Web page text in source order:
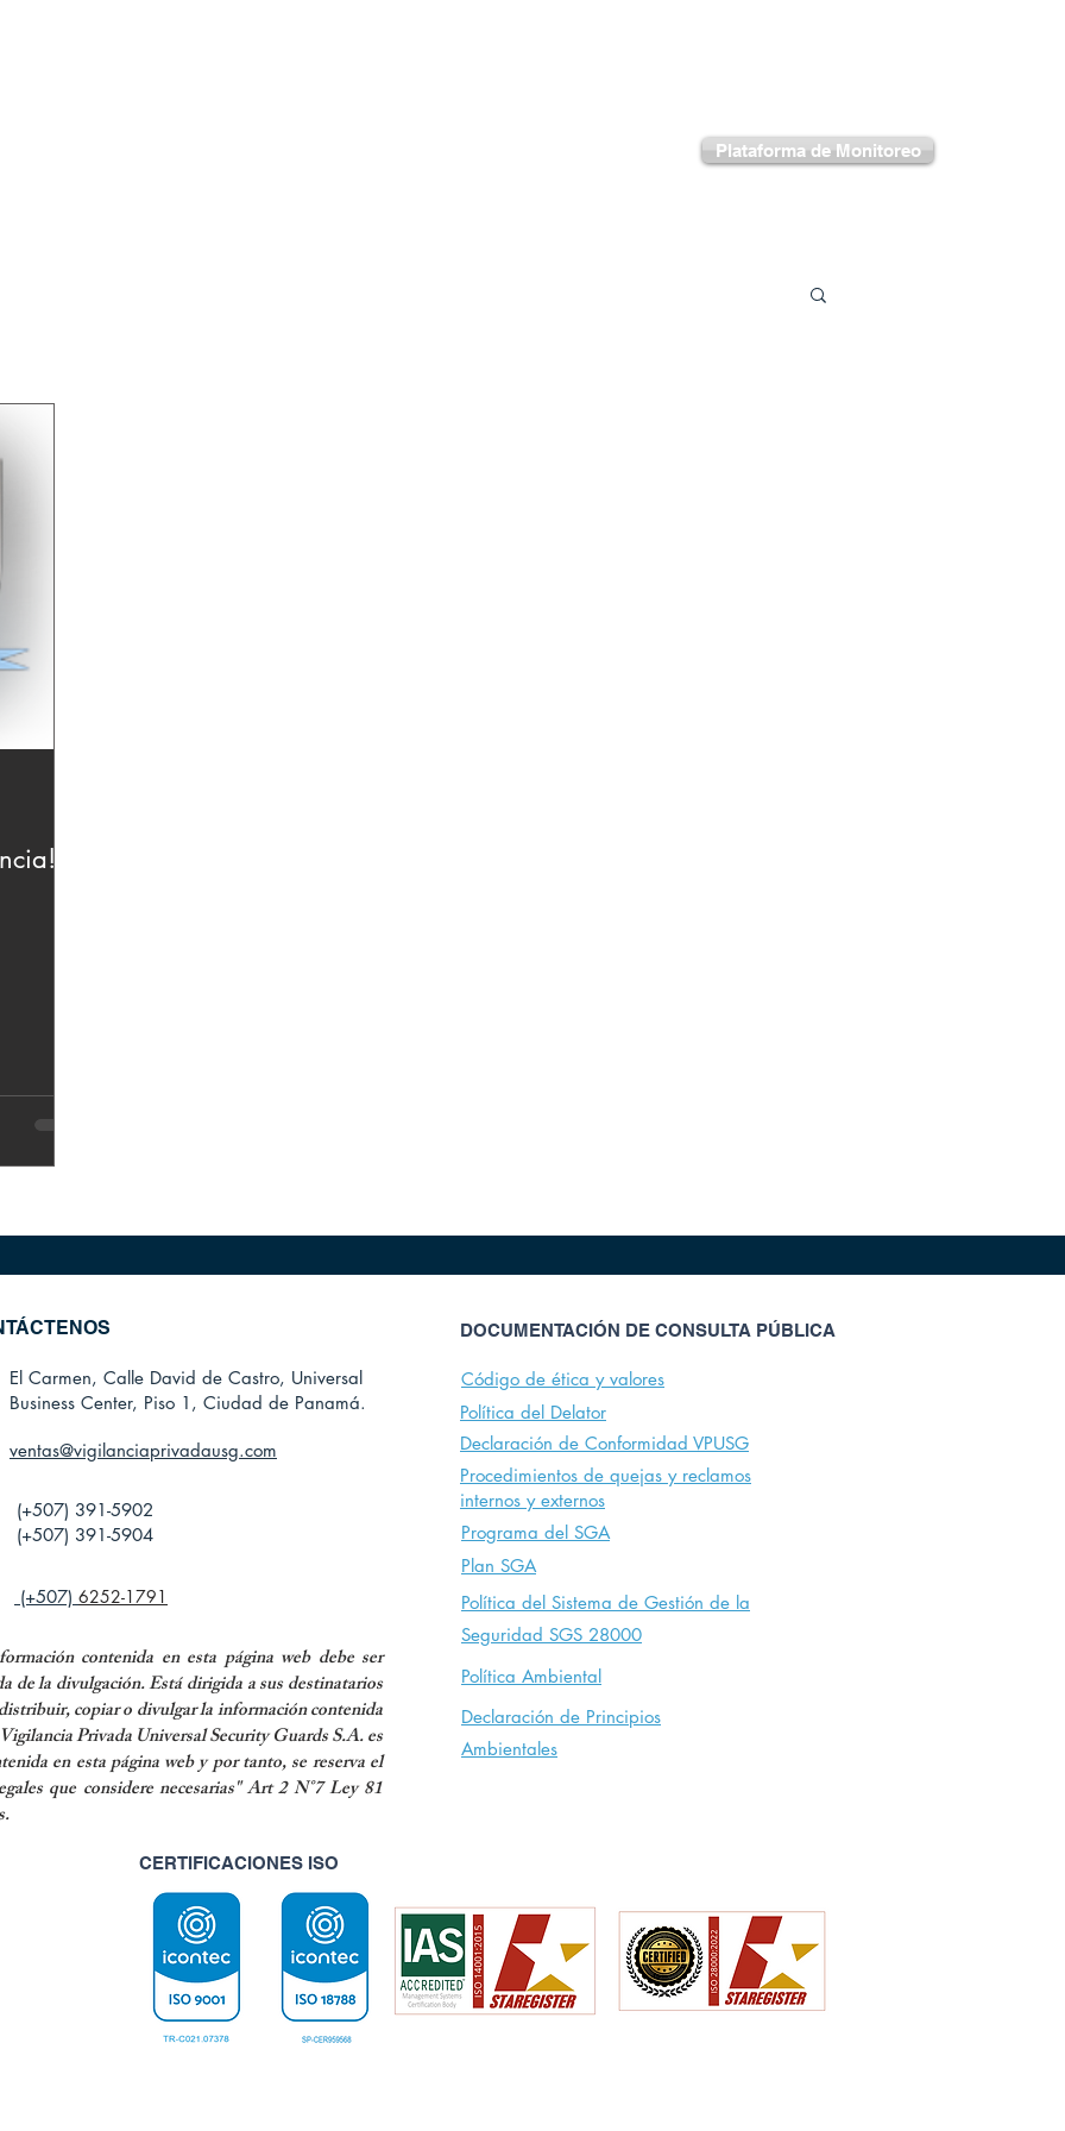
Plataforma de Monitoreo
El Carmen, Calle David de Castro, Universal
Business Center, Piso 1, Ciudad de Panamá.
ventas@vigilanciaprivadausg.com
(+507) 391-5902
(+507) 391-5904
(+507) 6252-1791
contenida en esta página web debe ser
de la divulgación. Está dirigida a sus destinatarios
copiar o divulgar la información contenida
Privada Universal Security Guards S.A. es
en esta página web y por tanto, se reserva el
que considere necesarias" Art 2 N°7 Ley 81
DOCUMENTACIÓN DE CONSULTA PÚBLICA
Código de ética y valores
Política del Delator
Declaración de Conformidad VPUSG
Procedimientos de quejas y reclamos
internos y externos
Programa del SGA
Plan SGA
Política del Sistema de Gestión de la
Seguridad SGS 28000
Política Ambiental
Declaración de Principios
Ambientales
CERTIFICACIONES ISO